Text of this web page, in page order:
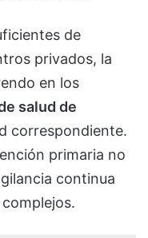
de
privados, la
en los
salud de
correspondiente.
primaria no
continua